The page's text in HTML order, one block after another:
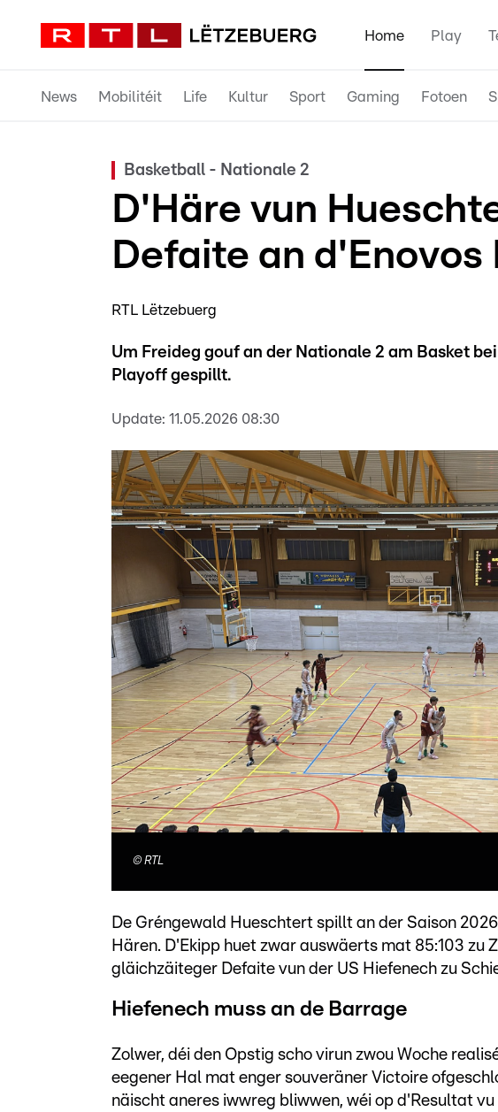
Home Play
News Mobilitéit Life Kultur Sport Gaming Fotoen
Basketball - Nationale 2
D'Häre vun
Defaite an d'Enovos
RTL Lëtzebuerg
Um Freideg gouf an der Nationale 2 am Basket
Playoff gespillt.
Update: 11.05.2026 08:30
© RTL
De Gréngewald Hueschtert spillt an der Saison
Hären. D'Ekipp huet zwar auswäerts mat 85:103 zu
gläichzäiteger Defaite vun der US Hiefenech zu
Hiefenech muss an de Barrage
Zolwer, déi den Opstig scho virun zwou Woche
eegener Hal mat enger souveräner Victoire
näischt aneres iwwreg bliwwen, wéi op d'Resultat